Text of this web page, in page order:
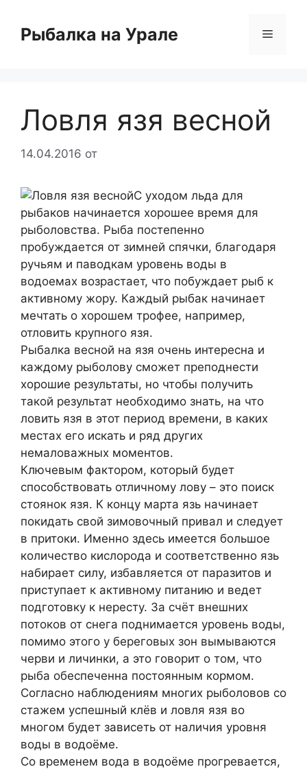
содержимому
Рыбалка на Урале Меню
Ловля язя весной
14.04.2016 от
С уходом льда для
рыбаков начинается хорошее время для
рыболовства. Рыба постепенно
пробуждается от зимней спячки, благодаря
ручьям и паводкам уровень воды в
водоемах возрастает, что побуждает рыб к
активному жору. Каждый рыбак начинает
мечтать о хорошем трофее, например,
отловить крупного язя.
Рыбалка весной на язя очень интересна и
каждому рыболову сможет преподнести
хорошие результаты, но чтобы получить
такой результат необходимо знать, на что
ловить язя в этот период времени, в каких
местах его искать и ряд других
немаловажных моментов.
Ключевым фактором, который будет
способствовать отличному лову – это поиск
стоянок язя. К концу марта язь начинает
покидать свой зимовочный привал и следует
в притоки. Именно здесь имеется большое
количество кислорода и соответственно язь
набирает силу, избавляется от паразитов и
приступает к активному питанию и ведет
подготовку к нересту. За счёт внешних
потоков от снега поднимается уровень воды,
помимо этого у береговых зон вымываются
черви и личинки, а это говорит о том, что
рыба обеспеченна постоянным кормом.
Согласно наблюдениям многих рыболовов со
стажем успешный клёв и ловля язя во
многом будет зависеть от наличия уровня
воды в водоёме.
Со временем вода в водоёме прогревается,